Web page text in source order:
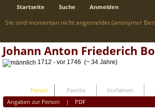
Startseite Suche Anmelden
Sie sind momentan nicht angemeldet (anonymer
Johann Anton Friederich
1712 - vor 1746 (~ 34 Jahre)
Person Familie Vorfahren
Angaben zur Person | PDF